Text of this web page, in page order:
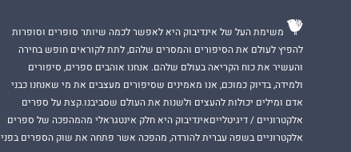
משימת העל של אינדיבוק היא לאפשר לכמה שיותר סופרים וסופרות
להפיץ לעולם את הסיפורים והמסרים שלהם, לתת לקוראים חופש בחירה
והעשיר את כוח הקריאה בעולם שלהם. אנחנו אוהבים ספרים, סיפורים
ולמידה, בדיוק כמוכם, אנו מאמינים שסיפורים מעצבים את מי שאנחנו כבני
אדם ומילים יכולות להעצים ולשנות את העולם שסביבנו.קצת על ספרים
אלקטרוניים / דיגיטלייםאינדיבוק היא חלק אינטגראלי מהמהפכה של ספרים
אלקטרוניים בשפה עברית להורדה, מהפכה אשר פתחה את שוק הספרים בפני